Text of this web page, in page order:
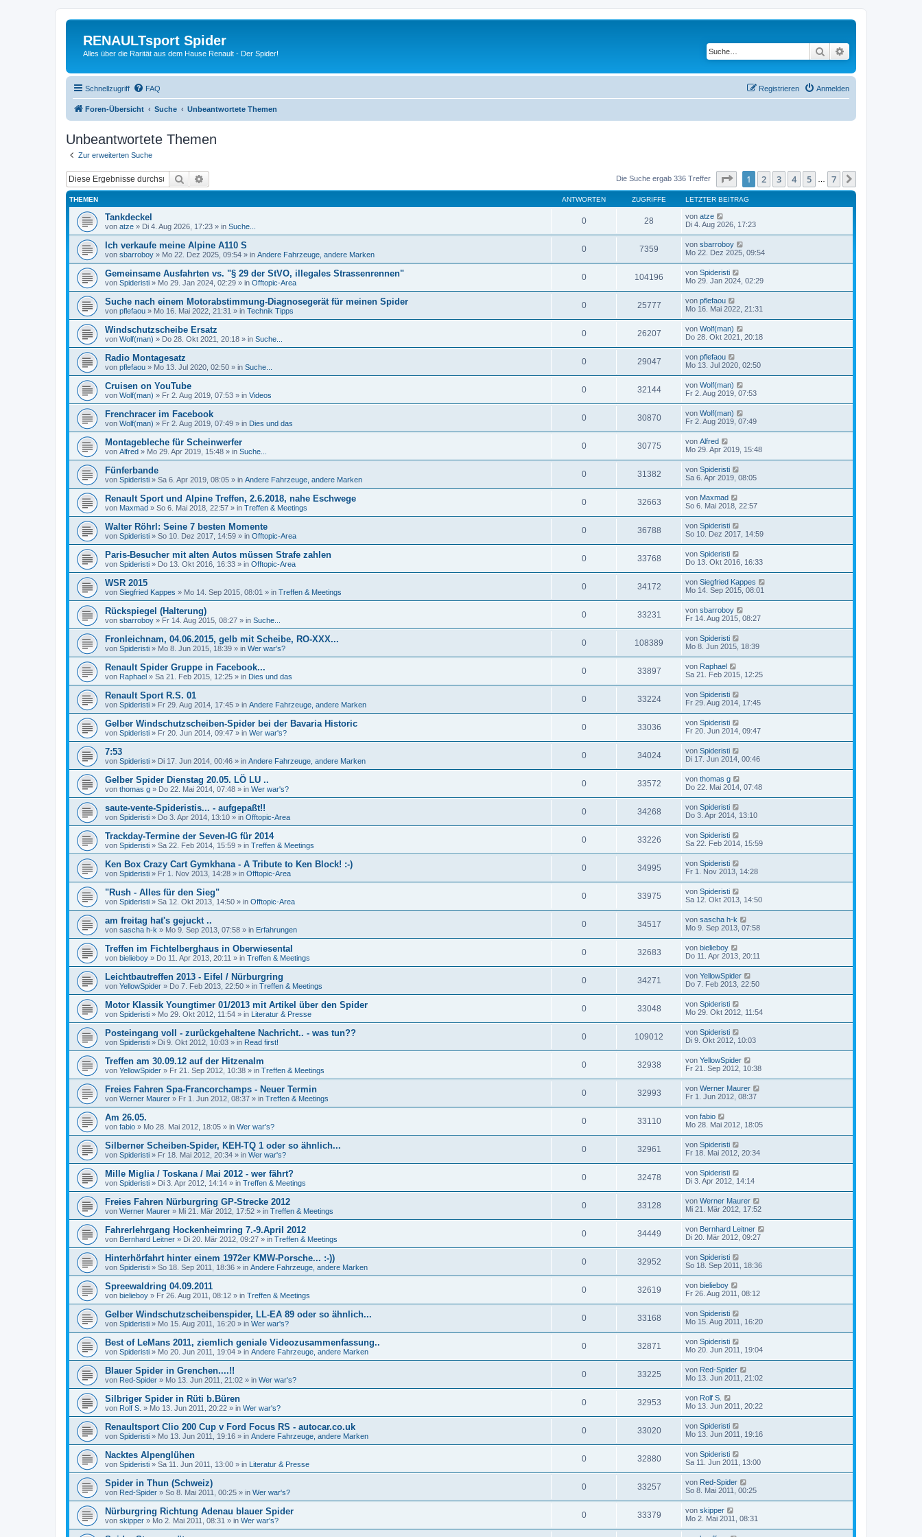
RENAULTsport Spider
Alles über die Rarität aus dem Hause Renault - Der Spider! Suche
Schnellzugriff FAQ Anmelden
Registrieren
Foren-Übersicht Suche Unbeantwortete Themen
Unbeantwortete Themen
Zur erweiterten Suche
Suche Die Suche ergab 336 Treffer Seite von7
1 2 3 4 5 7
THEMEN ANTWORTEN ZUGRIFFE LETZTER BEITRAG
Tankdeckel
von atze » Di 4. Aug 2026, 17:23 » in Suche...
0 28 von atze
Di 4. Aug 2026, 17:23
Ich verkaufe meine Alpine A110 S
von sbarroboy » Mo 22. Dez 2025, 09:54 » in Andere Fahrzeuge, andere Marken
0 7359 von sbarroboy
Mo 22. Dez 2025, 09:54
Gemeinsame Ausfahrten vs. "§ 29 der StVO, illegales Strassenrennen"
von Spideristi » Mo 29. Jan 2024, 02:29 » in Offtopic-Area
0 104196 von Spideristi
Mo 29. Jan 2024, 02:29
Suche nach einem Motorabstimmung-Diagnosegerät für meinen Spider
von pflefaou » Mo 16. Mai 2022, 21:31 » in Technik Tipps
0 25777 von pflefaou
Mo 16. Mai 2022, 21:31
Windschutzscheibe Ersatz
von Wolf(man) » Do 28. Okt 2021, 20:18 » in Suche...
0 26207 von Wolf(man)
Do 28. Okt 2021, 20:18
Radio Montagesatz
von pflefaou » Mo 13. Jul 2020, 02:50 » in Suche...
0 29047 von pflefaou
Mo 13. Jul 2020, 02:50
Cruisen on YouTube
von Wolf(man) » Fr 2. Aug 2019, 07:53 » in Videos
0 32144 von Wolf(man)
Fr 2. Aug 2019, 07:53
Frenchracer im Facebook
von Wolf(man) » Fr 2. Aug 2019, 07:49 » in Dies und das
0 30870 von Wolf(man)
Fr 2. Aug 2019, 07:49
Montagebleche für Scheinwerfer
von Alfred » Mo 29. Apr 2019, 15:48 » in Suche...
0 30775 von Alfred
Mo 29. Apr 2019, 15:48
Fünferbande
von Spideristi » Sa 6. Apr 2019, 08:05 » in Andere Fahrzeuge, andere Marken
0 31382 von Spideristi
Sa 6. Apr 2019, 08:05
Renault Sport und Alpine Treffen, 2.6.2018, nahe Eschwege
von Maxmad » So 6. Mai 2018, 22:57 » in Treffen & Meetings
0 32663 von Maxmad
So 6. Mai 2018, 22:57
Walter Röhrl: Seine 7 besten Momente
von Spideristi » So 10. Dez 2017, 14:59 » in Offtopic-Area
0 36788 von Spideristi
So 10. Dez 2017, 14:59
Paris-Besucher mit alten Autos müssen Strafe zahlen
von Spideristi » Do 13. Okt 2016, 16:33 » in Offtopic-Area
0 33768 von Spideristi
Do 13. Okt 2016, 16:33
WSR 2015
von Siegfried Kappes » Mo 14. Sep 2015, 08:01 » in Treffen & Meetings
0 34172 von Siegfried Kappes
Mo 14. Sep 2015, 08:01
Rückspiegel (Halterung)
von sbarroboy » Fr 14. Aug 2015, 08:27 » in Suche...
0 33231 von sbarroboy
Fr 14. Aug 2015, 08:27
Fronleichnam, 04.06.2015, gelb mit Scheibe, RO-XXX...
von Spideristi » Mo 8. Jun 2015, 18:39 » in Wer war's?
0 108389 von Spideristi
Mo 8. Jun 2015, 18:39
Renault Spider Gruppe in Facebook...
von Raphael » Sa 21. Feb 2015, 12:25 » in Dies und das
0 33897 von Raphael
Sa 21. Feb 2015, 12:25
Renault Sport R.S. 01
von Spideristi » Fr 29. Aug 2014, 17:45 » in Andere Fahrzeuge, andere Marken
0 33224 von Spideristi
Fr 29. Aug 2014, 17:45
Gelber Windschutzscheiben-Spider bei der Bavaria Historic
von Spideristi » Fr 20. Jun 2014, 09:47 » in Wer war's?
0 33036 von Spideristi
Fr 20. Jun 2014, 09:47
7:53
von Spideristi » Di 17. Jun 2014, 00:46 » in Andere Fahrzeuge, andere Marken
0 34024 von Spideristi
Di 17. Jun 2014, 00:46
Gelber Spider Dienstag 20.05. LÖ LU ..
von thomas g » Do 22. Mai 2014, 07:48 » in Wer war's?
0 33572 von thomas g
Do 22. Mai 2014, 07:48
saute-vente-Spideristis... - aufgepaßt!!
von Spideristi » Do 3. Apr 2014, 13:10 » in Offtopic-Area
0 34268 von Spideristi
Do 3. Apr 2014, 13:10
Trackday-Termine der Seven-IG für 2014
von Spideristi » Sa 22. Feb 2014, 15:59 » in Treffen & Meetings
0 33226 von Spideristi
Sa 22. Feb 2014, 15:59
Ken Box Crazy Cart Gymkhana - A Tribute to Ken Block! :-)
von Spideristi » Fr 1. Nov 2013, 14:28 » in Offtopic-Area
0 34995 von Spideristi
Fr 1. Nov 2013, 14:28
"Rush - Alles für den Sieg"
von Spideristi » Sa 12. Okt 2013, 14:50 » in Offtopic-Area
0 33975 von Spideristi
Sa 12. Okt 2013, 14:50
am freitag hat's gejuckt ..
von sascha h-k » Mo 9. Sep 2013, 07:58 » in Erfahrungen
0 34517 von sascha h-k
Mo 9. Sep 2013, 07:58
Treffen im Fichtelberghaus in Oberwiesental
von bielieboy » Do 11. Apr 2013, 20:11 » in Treffen & Meetings
0 32683 von bielieboy
Do 11. Apr 2013, 20:11
Leichtbautreffen 2013 - Eifel / Nürburgring
von YellowSpider » Do 7. Feb 2013, 22:50 » in Treffen & Meetings
0 34271 von YellowSpider
Do 7. Feb 2013, 22:50
Motor Klassik Youngtimer 01/2013 mit Artikel über den Spider
von Spideristi » Mo 29. Okt 2012, 11:54 » in Literatur & Presse
0 33048 von Spideristi
Mo 29. Okt 2012, 11:54
Posteingang voll - zurückgehaltene Nachricht.. - was tun??
von Spideristi » Di 9. Okt 2012, 10:03 » in Read first!
0 109012 von Spideristi
Di 9. Okt 2012, 10:03
Treffen am 30.09.12 auf der Hitzenalm
von YellowSpider » Fr 21. Sep 2012, 10:38 » in Treffen & Meetings
0 32938 von YellowSpider
Fr 21. Sep 2012, 10:38
Freies Fahren Spa-Francorchamps - Neuer Termin
von Werner Maurer » Fr 1. Jun 2012, 08:37 » in Treffen & Meetings
0 32993 von Werner Maurer
Fr 1. Jun 2012, 08:37
Am 26.05.
von fabio » Mo 28. Mai 2012, 18:05 » in Wer war's?
0 33110 von fabio
Mo 28. Mai 2012, 18:05
Silberner Scheiben-Spider, KEH-TQ 1 oder so ähnlich...
von Spideristi » Fr 18. Mai 2012, 20:34 » in Wer war's?
0 32961 von Spideristi
Fr 18. Mai 2012, 20:34
Mille Miglia / Toskana / Mai 2012 - wer fährt?
von Spideristi » Di 3. Apr 2012, 14:14 » in Treffen & Meetings
0 32478 von Spideristi
Di 3. Apr 2012, 14:14
Freies Fahren Nürburgring GP-Strecke 2012
von Werner Maurer » Mi 21. Mär 2012, 17:52 » in Treffen & Meetings
0 33128 von Werner Maurer
Mi 21. Mär 2012, 17:52
Fahrerlehrgang Hockenheimring 7.-9.April 2012
von Bernhard Leitner » Di 20. Mär 2012, 09:27 » in Treffen & Meetings
0 34449 von Bernhard Leitner
Di 20. Mär 2012, 09:27
Hinterhörfahrt hinter einem 1972er KMW-Porsche... :-))
von Spideristi » So 18. Sep 2011, 18:36 » in Andere Fahrzeuge, andere Marken
0 32952 von Spideristi
So 18. Sep 2011, 18:36
Spreewaldring 04.09.2011
von bielieboy » Fr 26. Aug 2011, 08:12 » in Treffen & Meetings
0 32619 von bielieboy
Fr 26. Aug 2011, 08:12
Gelber Windschutzscheibenspider, LL-EA 89 oder so ähnlich...
von Spideristi » Mo 15. Aug 2011, 16:20 » in Wer war's?
0 33168 von Spideristi
Mo 15. Aug 2011, 16:20
Best of LeMans 2011, ziemlich geniale Videozusammenfassung..
von Spideristi » Mo 20. Jun 2011, 19:04 » in Andere Fahrzeuge, andere Marken
0 32871 von Spideristi
Mo 20. Jun 2011, 19:04
Blauer Spider in Grenchen....!!
von Red-Spider » Mo 13. Jun 2011, 21:02 » in Wer war's?
0 33225 von Red-Spider
Mo 13. Jun 2011, 21:02
Silbriger Spider in Rüti b.Büren
von Rolf S. » Mo 13. Jun 2011, 20:22 » in Wer war's?
0 32953 von Rolf S.
Mo 13. Jun 2011, 20:22
Renaultsport Clio 200 Cup v Ford Focus RS - autocar.co.uk
von Spideristi » Mo 13. Jun 2011, 19:16 » in Andere Fahrzeuge, andere Marken
0 33020 von Spideristi
Mo 13. Jun 2011, 19:16
Nacktes Alpenglühen
von Spideristi » Sa 11. Jun 2011, 13:00 » in Literatur & Presse
0 32880 von Spideristi
Sa 11. Jun 2011, 13:00
Spider in Thun (Schweiz)
von Red-Spider » So 8. Mai 2011, 00:25 » in Wer war's?
0 33257 von Red-Spider
So 8. Mai 2011, 00:25
Nürburgring Richtung Adenau blauer Spider
von skipper » Mo 2. Mai 2011, 08:31 » in Wer war's?
0 33379 von skipper
Mo 2. Mai 2011, 08:31